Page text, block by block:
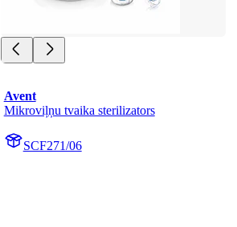
Avent
Mikroviļņu tvaika sterilizators
SCF271/06